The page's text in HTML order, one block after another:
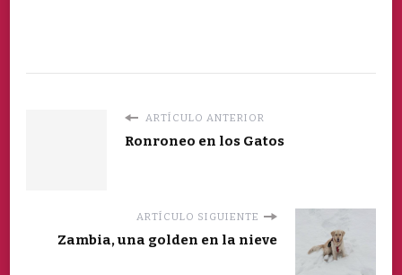
ARTÍCULO ANTERIOR
Ronroneo en los Gatos
ARTÍCULO SIGUIENTE
Zambia, una golden en la nieve